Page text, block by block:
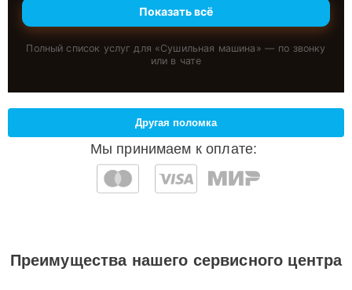
Показать всё
Полный список услуг для «Сушильная машина » — по звонку
или в чате
Мы принимаем к оплате:
Другая поломка
Преимущества нашего сервисного центра